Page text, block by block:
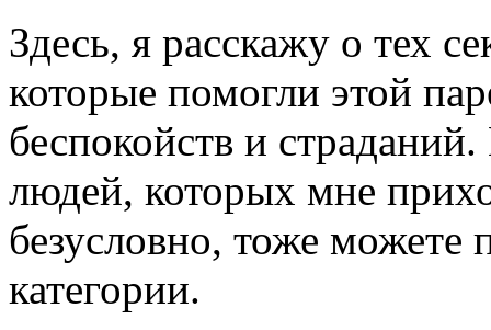
Здесь, я расскажу о тех
которые помогли этой
беспокойств и
людей, которых мне
безусловно, тоже можете
категории.